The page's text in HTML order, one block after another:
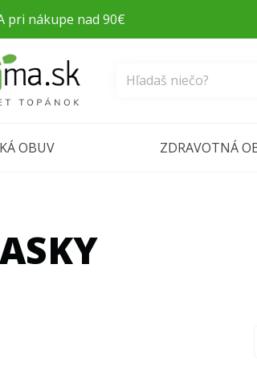
pri nákupe nad 90€
OBUV ZDRAVOTNÁ